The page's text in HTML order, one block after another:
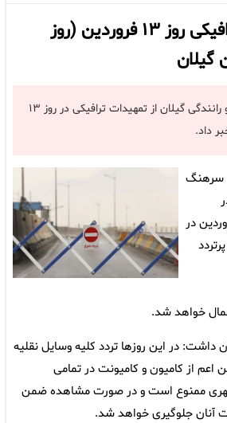
اعلام تمهیدات ترافیکی روز ۱۳ فروردین (روز
گیلان
رئیس پلیس راهنمایی و رانندگی گیلان از تمهیدات ترافیکی در روز ۱۳
داد.
سرهنگ
۱۲ و ۱۳ فروردین در
خواهد شد.
داشت: در این روز‌ها تردد کلیه وسایل نقلیه
از کامیون و کامیونت در تمامی
ممنوع است و در صورت مشاهده ضمن
آنان جلوگیری خواهد شد.